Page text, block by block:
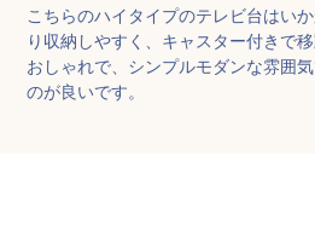
こちらのハイタイプのテレビ台はい
り収納しやすく、キャスター付きで
おしゃれで、シンプルモダンな雰囲
のが良いです。